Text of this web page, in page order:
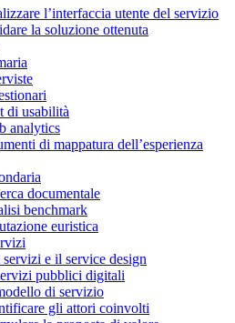
l’interfaccia utente del servizio
la soluzione ottenuta
di usabilità
analytics
di mappatura dell’esperienza
documentale
benchmark
euristica
e il service design
pubblici digitali
di servizio
gli attori coinvolti